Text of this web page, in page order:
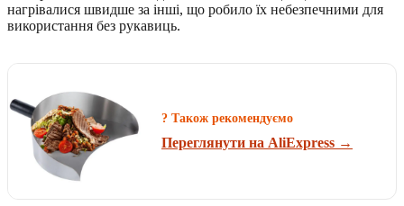
нагрівалися швидше за інші, що робило їх небезпечними для
використання без рукавиць.
? Також рекомендуємо
Переглянути на AliExpress →